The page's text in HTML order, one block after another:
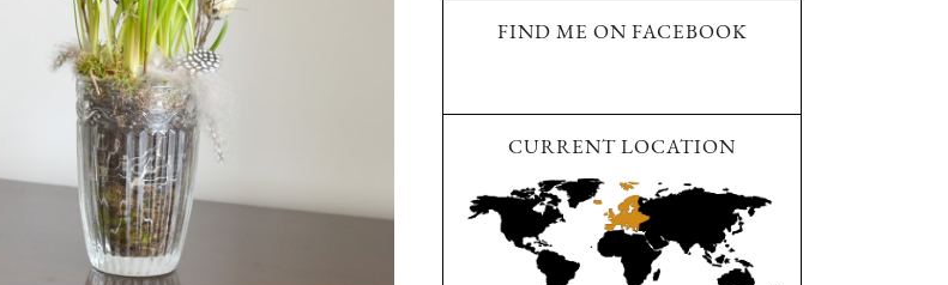
FIND ME ON FACEBOOK
CURRENT LOCATION